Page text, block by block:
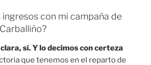
con mi campaña de
sí. Y lo decimos con certeza
que tenemos en el reparto de